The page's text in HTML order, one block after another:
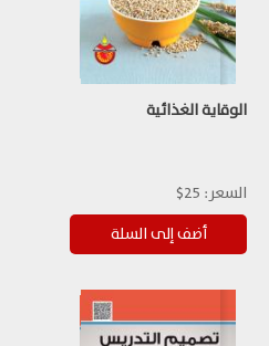
الوقاية الغذائية
السعر: 25$